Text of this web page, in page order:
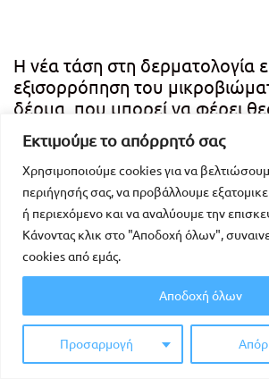
Εκτιμούμε το απόρρητό σας
Χρησιμοποιούμε cookies για να
περιήγησής σας, να προβάλλουμε
ή περιεχόμενο και να αναλύουμε την
Κάνοντας κλικ στο "Αποδοχή όλων",
cookies από εμάς.
Προσαρμογή
Αποδοχή όλων
Η νέα τάση στη δερματολογία
εξισορρόπηση του
δέρμα, που μπορεί να φέρει
αποτελέσματα τόσο στην
και στην αντιμετώπιση
ερεθισμοί, ερυθρότητες,
σπυράκια.
Το μικροβίωμα είναι το σύνολο των
έχουμε στο σώμα μας και μπορούν να
υγεία μας θετικά ή αρνητικά,
ισορροπία και τα καλά βακτήρια
Κι ενώ πριν δύο δεκαετίες, το
λέξη ακόμη και για την επιστημονική
γνωρίζουμε καλά, κυρίως μέσα από το
μας σύστημα, το οποίο ξέρουμε ότι
100 τρισεκατομμύρια βακτηρίων και